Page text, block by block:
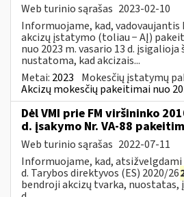
Web turinio sąrašas 2023-02-10
Informuojame, kad, vadovaujantis
akcizų įstatymo (toliau − AĮ)
nuo 2023 m. vasario 13 d.
nustatoma, kad akcizais...
Metai: 2023 Mokesčių įstatymų
Akcizų mokesčių pakeitimai nuo
Dėl VMI prie FM viršininko
d. įsakymo Nr. VA-88
Web turinio sąrašas 2022-07-11
Informuojame, kad, atsižvelgdami
d. Tarybos direktyvos (ES) 2020/26
bendroji akcizų tvarka, nuostatas,